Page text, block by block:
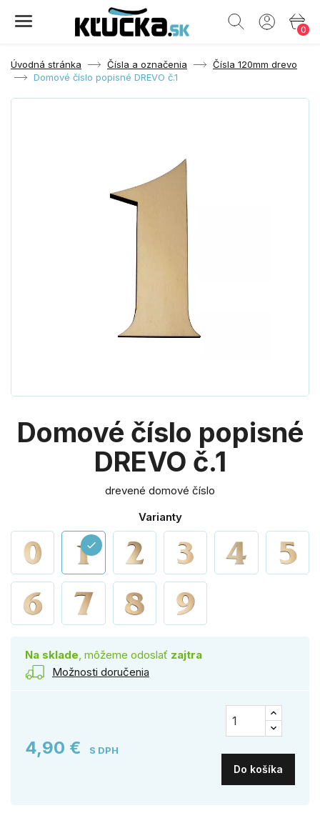
0
Úvodná stránka Čísla a označenia
Čísla 120mm drevo
Domové číslo popisné DREVO č.1
Domové číslo popisné
DREVO č.1
drevené domové číslo
Varianty
check
Na sklade, môžeme odoslať zajtra
Možnosti doručenia
4,90 € S DPH
Do košíka